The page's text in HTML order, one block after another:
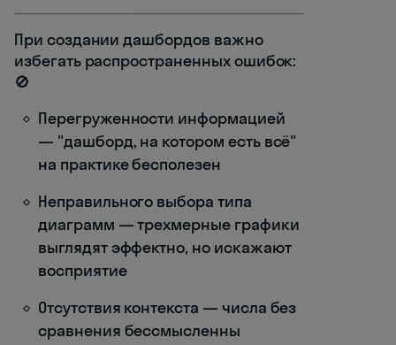
При создании дашбордов важно
избегать распространенных ошибок:
🚫
Перегруженности информацией
— "дашборд, на котором есть всё"
на практике бесполезен
Неправильного выбора типа
диаграмм — трехмерные графики
выглядят эффектно, но искажают
восприятие
Отсутствия контекста — числа без
сравнения бессмысленны